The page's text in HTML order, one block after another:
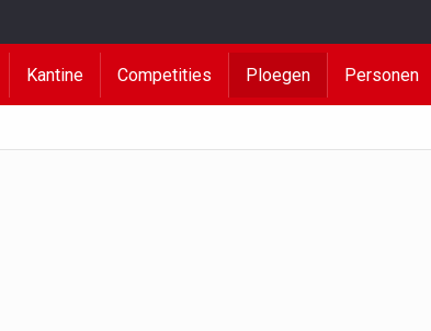
Kantine Competities Ploegen Personen